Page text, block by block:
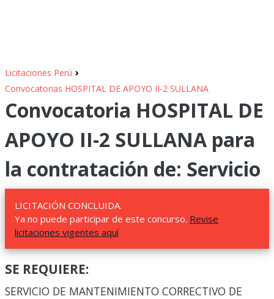
Licitaciones Perú ›
Convocatorias HOSPITAL DE APOYO II-2 SULLANA
Convocatoria HOSPITAL DE
APOYO II-2 SULLANA para
la contratación de: Servicio
LICITACIÓN CONCLUIDA.
Ya no puede participar de este concurso. Revise
licitaciones vigentes aquí
SE REQUIERE:
SERVICIO DE MANTENIMIENTO CORRECTIVO DE